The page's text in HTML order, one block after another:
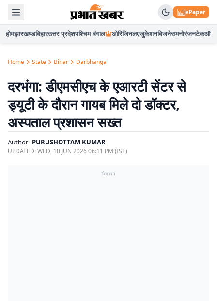
ePaper
होमझारखण्डबिहारउत्तर प्रदेशपश्चिम बंगाल ओरिजिनलएजुकेशनबिजनेसमनोरंजनटेकऑटो
Home State Bihar Darbhanga
दरभंगा: डीएमसीएच के एआरटी सेंटर से
ड्यूटी के दौरान गायब मिले दो डॉक्टर,
अस्पताल प्रशासन सख्त
Author PURUSHOTTAM KUMAR
UPDATED:WED, 10 JUN 2026 06:11 PM (IST)
विज्ञापन